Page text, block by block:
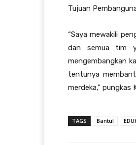
Tujuan
“Saya mewakili
dan semua tim
mengembangkan
tentunya
merdeka,” pungkas
TAGS Bantul